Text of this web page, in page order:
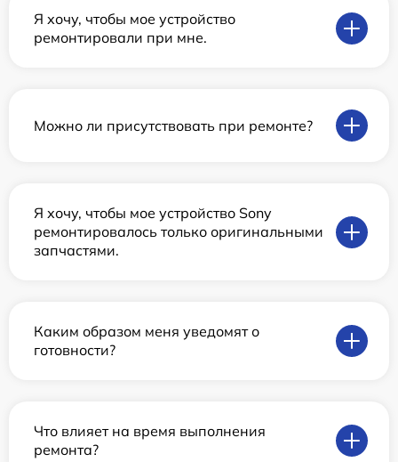
Я хочу, чтобы мое устройство
ремонтировали при мне.
Можно ли присутствовать при ремонте?
Я хочу, чтобы мое устройство Sony
ремонтировалось только оригинальными
запчастями.
Каким образом меня уведомят о
готовности?
Что влияет на время выполнения
ремонта?